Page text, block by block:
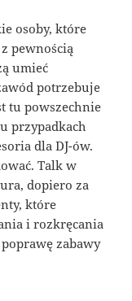
osoby, które
pewnością
umieć
potrzebuje
tu powszechnie
przypadkach
dla DJ-ów.
Talk w
dopiero za
które
i rozkręcania
zabawy